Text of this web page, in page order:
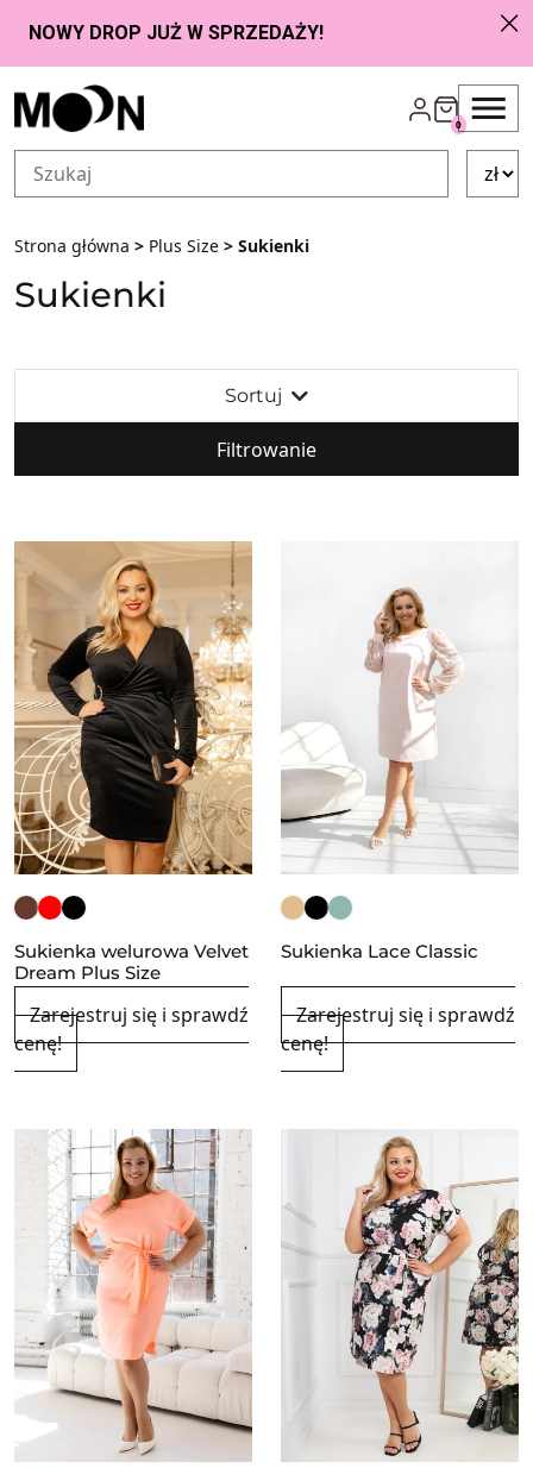
Przejdź do zawartości
0
Strona główna > Plus Size > Sukienki
Sukienki
Sortuj
Filtrowanie
Sukienka welurowa Velvet
Dream Plus Size
Zarejestruj się i sprawdź
cenę!
Sukienka Lace Classic
Zarejestruj się i sprawdź
cenę!